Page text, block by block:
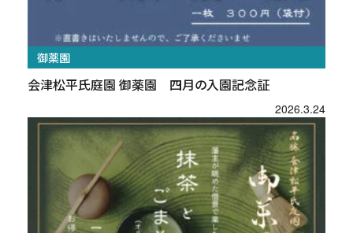
御薬園
会津松平氏庭園 御薬園 四月の入園記念証
2026.3.24